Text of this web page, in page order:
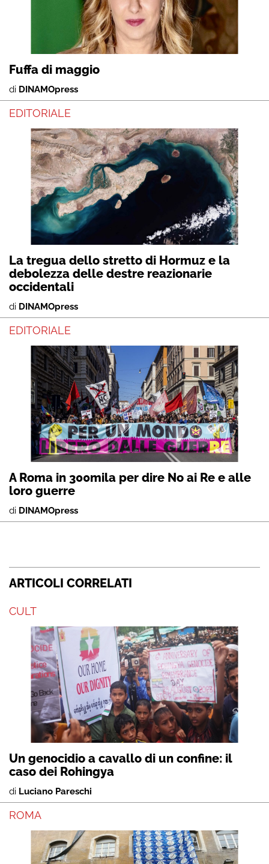
Fuffa di maggio
di DINAMOpress
EDITORIALE
La tregua dello stretto di Hormuz e la
debolezza delle destre reazionarie
occidentali
di DINAMOpress
EDITORIALE
A Roma in 300mila per dire No ai Re e alle
loro guerre
di DINAMOpress
ARTICOLI CORRELATI
CULT
Un genocidio a cavallo di un confine: il
caso dei Rohingya
di Luciano Pareschi
ROMA